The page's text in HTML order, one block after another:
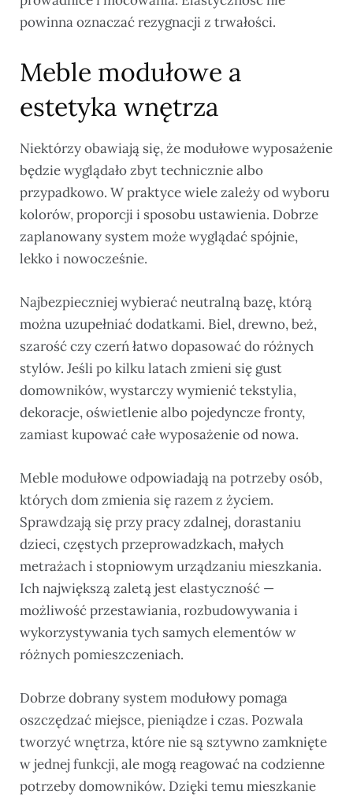
powinna oznaczać rezygnacji z trwałości.
Meble modułowe a
estetyka wnętrza
Niektórzy obawiają się, że modułowe wyposażenie
będzie wyglądało zbyt technicznie albo
przypadkowo. W praktyce wiele zależy od wyboru
kolorów, proporcji i sposobu ustawienia. Dobrze
zaplanowany system może wyglądać spójnie,
lekko i nowocześnie.
Najbezpieczniej wybierać neutralną bazę, którą
można uzupełniać dodatkami. Biel, drewno, beż,
szarość czy czerń łatwo dopasować do różnych
stylów. Jeśli po kilku latach zmieni się gust
domowników, wystarczy wymienić tekstylia,
dekoracje, oświetlenie albo pojedyncze fronty,
zamiast kupować całe wyposażenie od nowa.
Meble modułowe odpowiadają na potrzeby osób,
których dom zmienia się razem z życiem.
Sprawdzają się przy pracy zdalnej, dorastaniu
dzieci, częstych przeprowadzkach, małych
metrażach i stopniowym urządzaniu mieszkania.
Ich największą zaletą jest elastyczność —
możliwość przestawiania, rozbudowywania i
wykorzystywania tych samych elementów w
różnych pomieszczeniach.
Dobrze dobrany system modułowy pomaga
oszczędzać miejsce, pieniądze i czas. Pozwala
tworzyć wnętrza, które nie są sztywno zamknięte
w jednej funkcji, ale mogą reagować na codzienne
potrzeby domowników. Dzięki temu mieszkanie